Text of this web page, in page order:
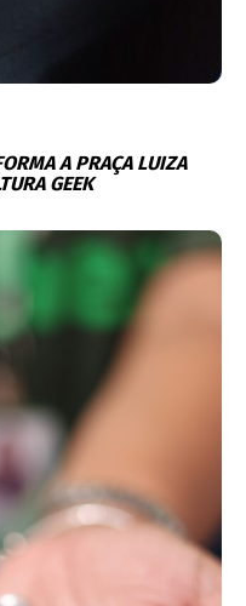
A PRAÇA LUIZA
GEEK